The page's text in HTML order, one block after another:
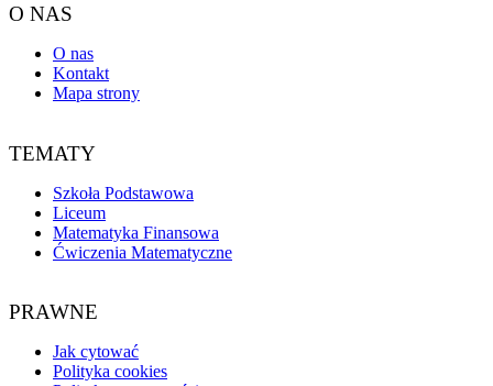
O NAS
O nas
Kontakt
Mapa strony
TEMATY
Szkoła Podstawowa
Liceum
Matematyka Finansowa
Ćwiczenia Matematyczne
PRAWNE
Jak cytować
Polityka cookies